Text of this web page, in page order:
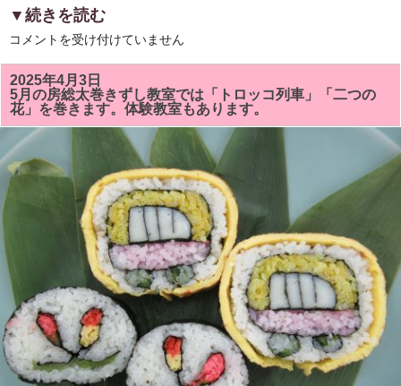
験」
掲
さ
れ
ま
し
た！！
は
▼続きを読む
6
の
房
総
太
巻
き
ず
し
教
室
で
マ
ン
風」
「ス
ズ
ラ
ン」
を
巻
き
コメントを受け付けていません
2025年4月3日
5月の房総太巻きずし教室では「トロッコ列車」「二つの
花」を巻きます。体験教室もあります。